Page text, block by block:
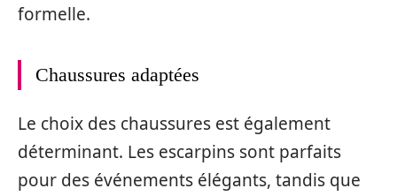
formelle.
Chaussures adaptées
Le choix des chaussures est également
déterminant. Les escarpins sont parfaits
pour des événements élégants, tandis que